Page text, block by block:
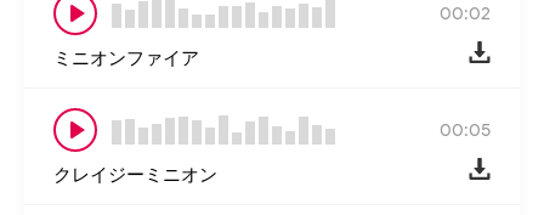
00:02
ミニオンファイア
00:05
クレイジーミニオン